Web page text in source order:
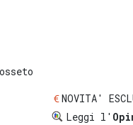
NOVITA'
Leggi l'